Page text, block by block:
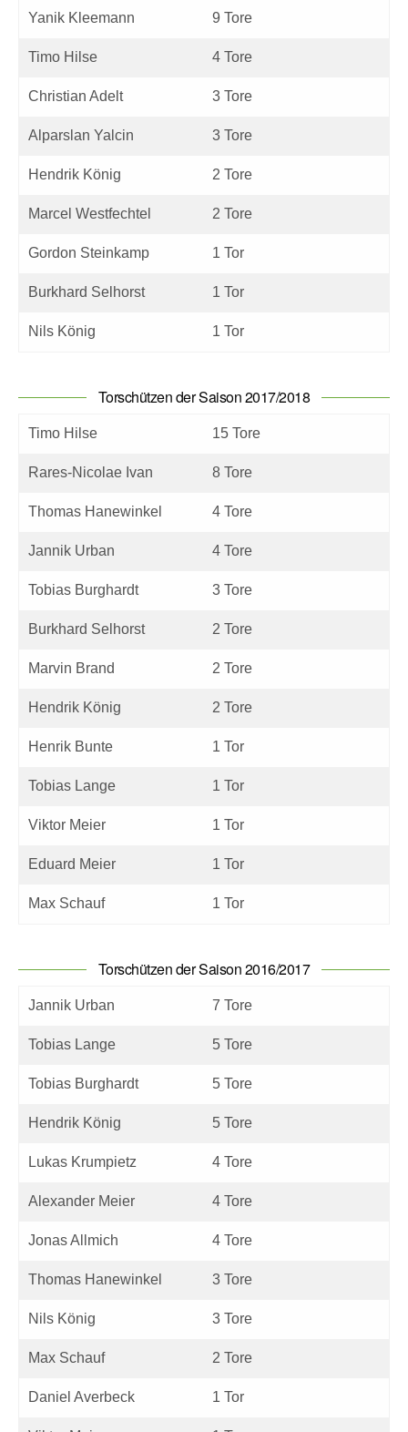
Yanik Kleemann 9 Tore
Timo Hilse 4 Tore
Christian Adelt 3 Tore
Alparslan Yalcin 3 Tore
Hendrik König 2 Tore
Marcel Westfechtel 2 Tore
Gordon Steinkamp 1 Tor
Burkhard Selhorst 1 Tor
Nils König 1 Tor
Torschützen der Saison 2017/2018
Timo Hilse 15 Tore
Rares-Nicolae Ivan 8 Tore
Thomas Hanewinkel 4 Tore
Jannik Urban 4 Tore
Tobias Burghardt 3 Tore
Burkhard Selhorst 2 Tore
Marvin Brand 2 Tore
Hendrik König 2 Tore
Henrik Bunte 1 Tor
Tobias Lange 1 Tor
Viktor Meier 1 Tor
Eduard Meier 1 Tor
Max Schauf 1 Tor
Torschützen der Saison 2016/2017
Jannik Urban 7 Tore
Tobias Lange 5 Tore
Tobias Burghardt 5 Tore
Hendrik König 5 Tore
Lukas Krumpietz 4 Tore
Alexander Meier 4 Tore
Jonas Allmich 4 Tore
Thomas Hanewinkel 3 Tore
Nils König 3 Tore
Max Schauf 2 Tore
Daniel Averbeck 1 Tor